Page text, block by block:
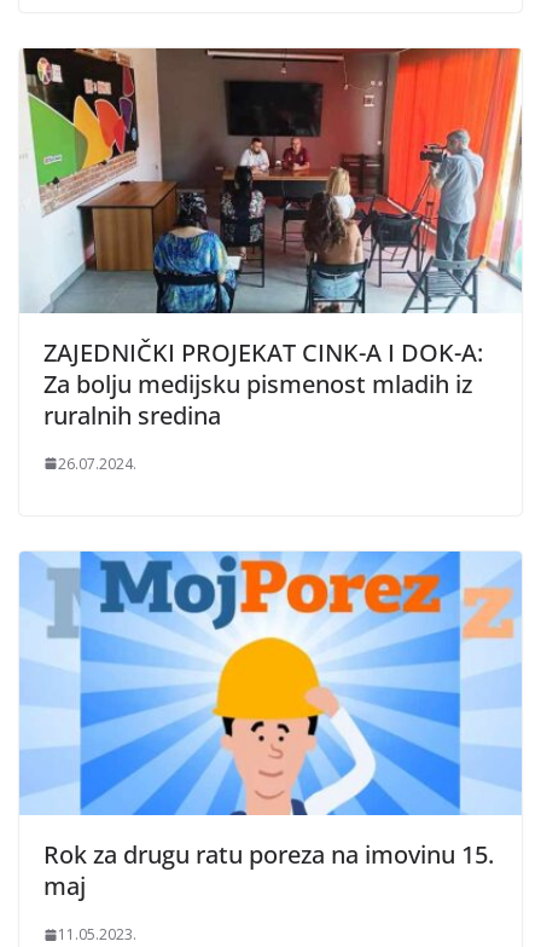
ZAJEDNIČKI PROJEKAT CINK-A I DOK-A:
Za bolju medijsku pismenost mladih iz
ruralnih sredina
26.07.2024.
Rok za drugu ratu poreza na imovinu 15.
maj
11.05.2023.